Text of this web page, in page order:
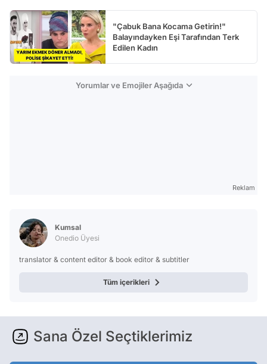
"Çabuk Bana Kocama Getirin!"
Balayındayken Eşi Tarafından Terk
Edilen Kadın
Yorumlar ve Emojiler Aşağıda
Reklam
Kumsal
Onedio Üyesi
translator & content editor & book editor & subtitler
Tüm içerikleri
Sana Özel Seçtiklerimiz